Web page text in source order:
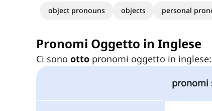
object pronouns objects personal
Pronomi Oggetto in Inglese
Ci sono otto pronomi oggetto in inglese:
pronomi